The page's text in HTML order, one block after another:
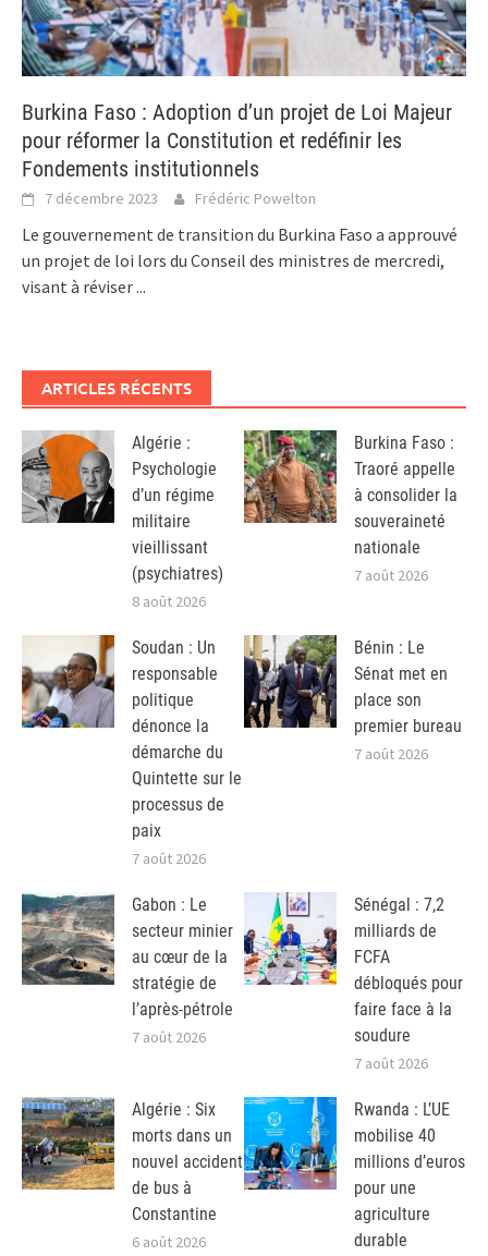
Burkina Faso : Adoption d’un projet de Loi Majeur
pour réformer la Constitution et redéfinir les
Fondements institutionnels
7 décembre 2023 Frédéric Powelton
Le gouvernement de transition du Burkina Faso a approuvé
un projet de loi lors du Conseil des ministres de mercredi,
visant à réviser...
ARTICLES RÉCENTS
Algérie :
Psychologie
d’un régime
militaire
vieillissant
(psychiatres)
8 août 2026
Burkina Faso :
Traoré appelle
à consolider la
souveraineté
nationale
7 août 2026
Soudan : Un
responsable
politique
dénonce la
démarche du
Quintette sur le
processus de
paix
7 août 2026
Bénin : Le
Sénat met en
place son
premier bureau
7 août 2026
Gabon : Le
secteur minier
au cœur de la
stratégie de
l’après-pétrole
7 août 2026
Sénégal : 7,2
milliards de
FCFA
débloqués pour
faire face à la
soudure
7 août 2026
Algérie : Six
morts dans un
nouvel accident
de bus à
Constantine
6 août 2026
Rwanda : L’UE
mobilise 40
millions d’euros
pour une
agriculture
durable